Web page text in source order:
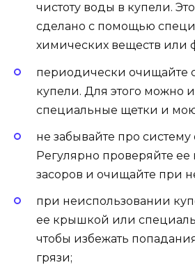
чистоту воды в купели.
сделано с помощью
химических веществ или
периодически очищайте
купели. Для этого можно
специальные щетки и
не забывайте про систему
Регулярно проверяйте ее
засоров и очищайте при
при неиспользовании
ее крышкой или
чтобы избежать
грязи;